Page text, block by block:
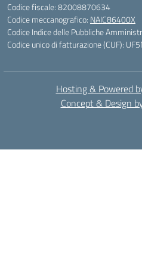
Codice fiscale: 82008870634
Codice meccanografico: NAIC86400X
Codice Indice delle Pubbliche
Codice unico di fatturazione (CUF):
Hosting & Powered
Concept & Design